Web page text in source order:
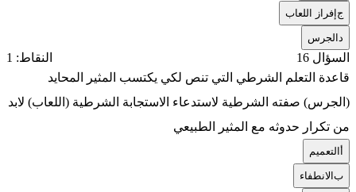
جإفراز اللعاب
الجرس
السؤال 16
النقاط: 1
قاعدة التعلم الشرطي التي تنص لكي يكتسب المثير المحايد
(الجرس) صفته الشرطية لاستدعاء الاستجابة الشرطية (اللعاب) لابد
من تكرار حدوثه مع المثير الطبيعي
التعميم
بالانطفاء